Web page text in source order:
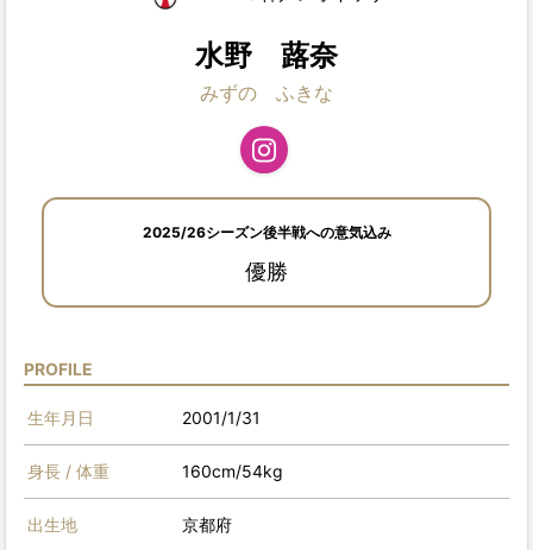
水野 蕗奈
みずの ふきな
2025/26シーズン後半戦への意気込み
優勝
PROFILE
生年月日 2001/1/31
身長 / 体重 160cm/54kg
出生地 京都府